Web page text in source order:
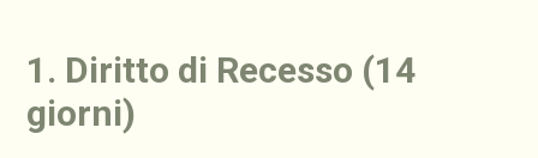
1. Diritto di Recesso (14
giorni)